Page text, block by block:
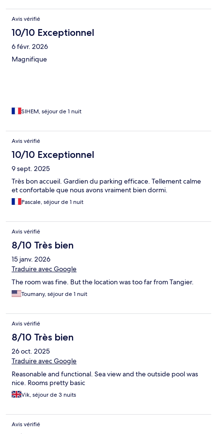
Avis vérifié
10/10 Exceptionnel
6 févr. 2026
Magnifique
SIHEM, séjour de 1 nuit
Avis vérifié
10/10 Exceptionnel
9 sept. 2025
Très bon accueil. Gardien du parking efficace. Tellement calme
et confortable que nous avons vraiment bien dormi.
Pascale, séjour de 1 nuit
Avis vérifié
8/10 Très bien
15 janv. 2026
Traduire avec Google
The room was fine. But the location was too far from Tangier.
Toumany, séjour de 1 nuit
Avis vérifié
8/10 Très bien
26 oct. 2025
Traduire avec Google
Reasonable and functional. Sea view and the outside pool was
nice. Rooms pretty basic
Vik, séjour de 3 nuits
Avis vérifié